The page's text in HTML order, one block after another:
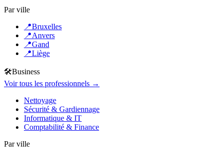
Par ville
📍Bruxelles
📍Anvers
📍Gand
📍Liège
🛠️Business
Voir tous les professionnels →
Nettoyage
Sécurité & Gardiennage
Informatique & IT
Comptabilité & Finance
Par ville